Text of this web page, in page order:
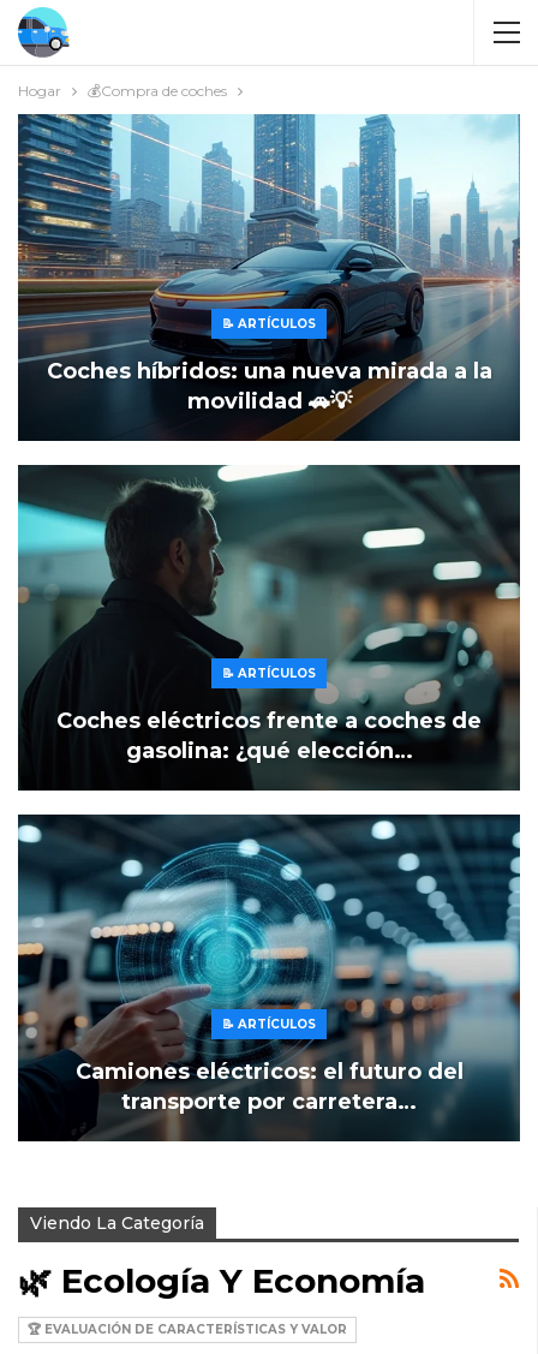
Hogar 💰Compra de coches
📝 ARTÍCULOS
Coches híbridos: una nueva mirada a la
movilidad 🚗💡
📝 ARTÍCULOS
Coches eléctricos frente a coches de
gasolina: ¿qué elección…
📝 ARTÍCULOS
Camiones eléctricos: el futuro del
transporte por carretera…
Viendo La Categoría
🌿 Ecología Y Economía
🏆 EVALUACIÓN DE CARACTERÍSTICAS Y VALOR